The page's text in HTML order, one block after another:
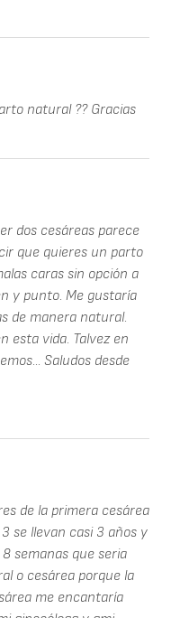
natural ?? Gracias
dos cesáreas parece
que quieres un parto
caras sin opción a
y punto. Me gustaría
de manera natural.
esta vida. Talvez en
Saludos desde
de la primera cesárea
se llevan casi 3 años y
semanas que seria
o cesárea porque la
me encantaría